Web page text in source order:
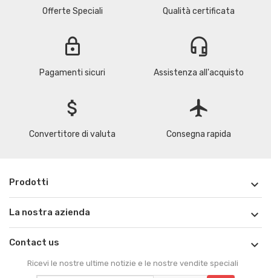
Offerte Speciali Qualità certificata
lock
Pagamenti sicuri
headset_mic
Assistenza all'acquisto
attach_money
Convertitore di valuta
flight
Consegna rapida
Prodotti 
La nostra azienda 
Contact us 
Ricevi le nostre ultime notizie e le nostre vendite speciali